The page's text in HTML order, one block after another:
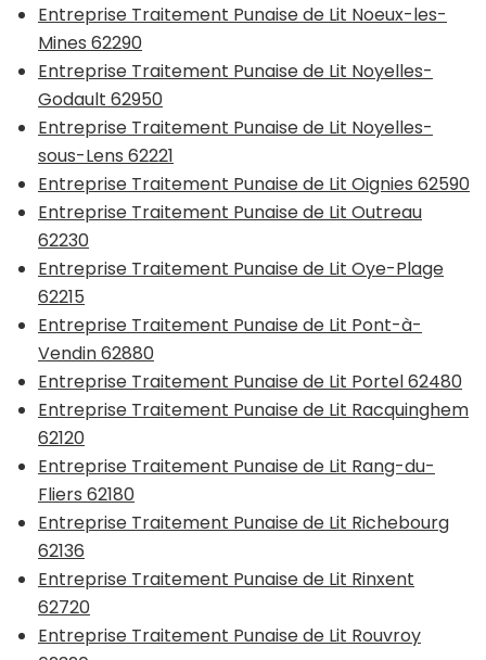
Entreprise Traitement Punaise de Lit Noeux-les-
Mines 62290
Entreprise Traitement Punaise de Lit Noyelles-
Godault 62950
Entreprise Traitement Punaise de Lit Noyelles-
sous-Lens 62221
Entreprise Traitement Punaise de Lit Oignies 62590
Entreprise Traitement Punaise de Lit Outreau
62230
Entreprise Traitement Punaise de Lit Oye-Plage
62215
Entreprise Traitement Punaise de Lit Pont-à-
Vendin 62880
Entreprise Traitement Punaise de Lit Portel 62480
Entreprise Traitement Punaise de Lit Racquinghem
62120
Entreprise Traitement Punaise de Lit Rang-du-
Fliers 62180
Entreprise Traitement Punaise de Lit Richebourg
62136
Entreprise Traitement Punaise de Lit Rinxent
62720
Entreprise Traitement Punaise de Lit Rouvroy